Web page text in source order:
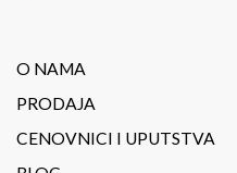
O NAMA
PRODAJA
CENOVNICI I UPUTSTVA